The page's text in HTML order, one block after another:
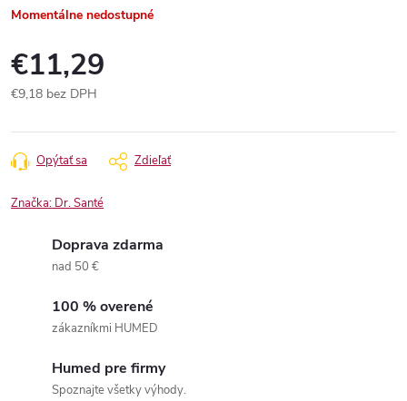
Momentálne nedostupné
€11,29
€9,18 bez DPH
cena:
Opýtať sa Zdieľať
Značka: Dr. Santé
Doprava zdarma
nad 50 €
100 % overené
zákazníkmi HUMED
Humed pre firmy
Spoznajte všetky výhody.